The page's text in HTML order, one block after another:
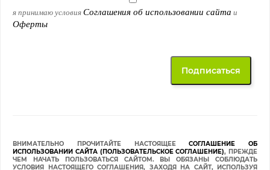
я принимаю условияСоглашения об использовании сайта и
Оферты
ВНИМАТЕЛЬНО ПРОЧИТАЙТЕ НАСТОЯЩЕЕСОГЛАШЕНИЕ ОБ
ИСПОЛЬЗОВАНИИ САЙТА (ПОЛЬЗОВАТЕЛЬСКОЕ СОГЛАШЕНИЕ), ПРЕЖДЕ
ЧЕМ НАЧАТЬ ПОЛЬЗОВАТЬСЯ САЙТОМ. ВЫ ОБЯЗАНЫ СОБЛЮДАТЬ
УСЛОВИЯ НАСТОЯЩЕГО СОГЛАШЕНИЯ, ЗАХОДЯ НА САЙТ, ИСПОЛЬЗУЯ